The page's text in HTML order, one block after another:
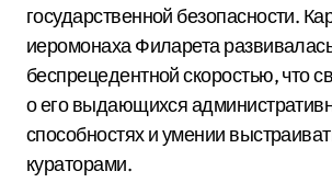
государственной безопасности.
иеромонаха Филарета
беспрецедентной скоростью, что
о его выдающихся
способностях и умении
кураторами.